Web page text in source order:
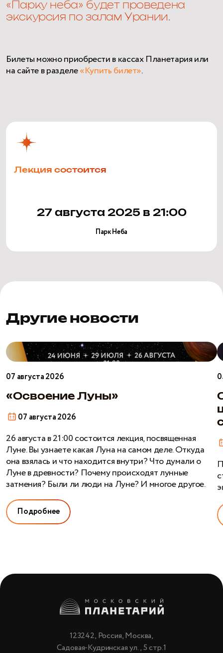
«Парку неба» будет проведена
экскурсия по залам Урании.
Билеты можно приобрести в кассах Планетария или
на сайте в разделе«Купить билет».
Лекция состоится
27 августа 2025 в 21:00
Парк Неба
Другие новости
«Освоение
Луны»
07 августа 2026
«Освоение Луны»
07 августа 2026
26 августа в 21:00 состоится лекция, посвященная
Луне. Вы узнаете какая Луна на самом деле. Откуда
она взялась и что находится внутри? Что думали о
Луне в древности? Почему происходят лунные
затмения? Были ли люди на Луне? И многое другое.
Подробнее
123242, Россия, Москва,
Садовая-Кудринская ул., 5 стр.1